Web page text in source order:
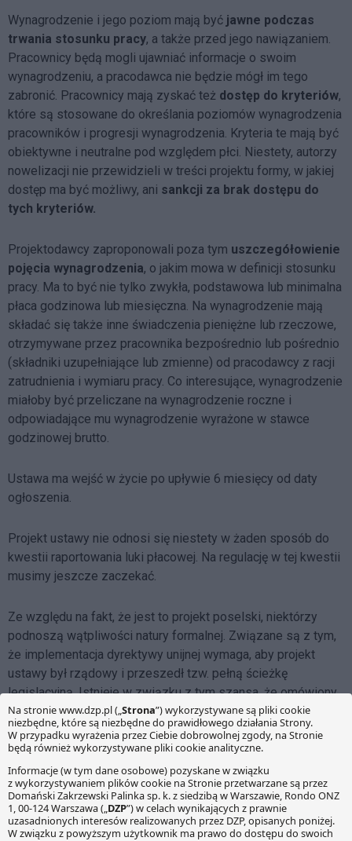
Wynagrodzenie i jego poziom mają być jawne podczas
trwania stosunku pracy, a także przed jego nawiązaniem.
Pracownicy będą mogli ujawniać informacje o swoim
wynagrodzeniu, a pracodawca nie będzie mógł im tego
zabronić. Pracownicy mają zyskać też dostęp do kryteriów,
które są stosowane do określania poziomów wynagrodzenia
pracowników i progresji wynagrodzenia. Kryteria te mają być
obiektywne i neutralne pod względem płci. Niestety, autorzy
nowelizacji nie przewidzieli w treści projektu formy, w jakiej
dostęp ma być możliwy, ani sankcji za brak dostępu do
tych kryteriów.
Projektodawcy zaproponowali poza tym uszczegółowienie
pojęcia wynagrodzenia, o jakim mowa w definicji stosunku
pracy. Ma to być nie tylko zwykła, podstawowa lub minimalna
płaca godzinowa lub miesięczna. Na wynagrodzenie mają
składać się także inne świadczenia pieniężne lub rzeczowe,
otrzymywane przez pracownika bezpośrednio lub pośrednio
(składniki uzupełniające lub zmienne) od pracodawcy z racji
zatrudnienia i wymiaru pracy. Co interesujące, wynagrodzenie
miałoby być przeliczane na wynagrodzenie roczne i
odpowiadające mu wynagrodzenie wyrażone w stawce
godzinowej brutto.
Ustawa ma wejść w życie po upływie 6 miesięcy od daty
ogłoszenia.
Projekt ustawy nie odnosi się niestety w żaden sposób do
kwestii raportowania luki płacowej. Na regulację w tej kwestii
musimy jeszcze zaczekać.
Ze względu na fakt, że jest to projekt poselski, niektórzy
podnoszą wątpliwości natury formalnej. Związane są z tym,
że implementacja dyrektywy unijnej wymaga, aby projekt
ustawy był rządowy i przeszedł tzw. pełną ścieżkę
legislacyjną. Istnieje w związku z tym szansa, że omówiony
projekt zostanie zarzucony, a do laski marszałkowskiej
wpłynie inna regulacja związana z implementacją dyrektywy
o przejrzystości.
____________________